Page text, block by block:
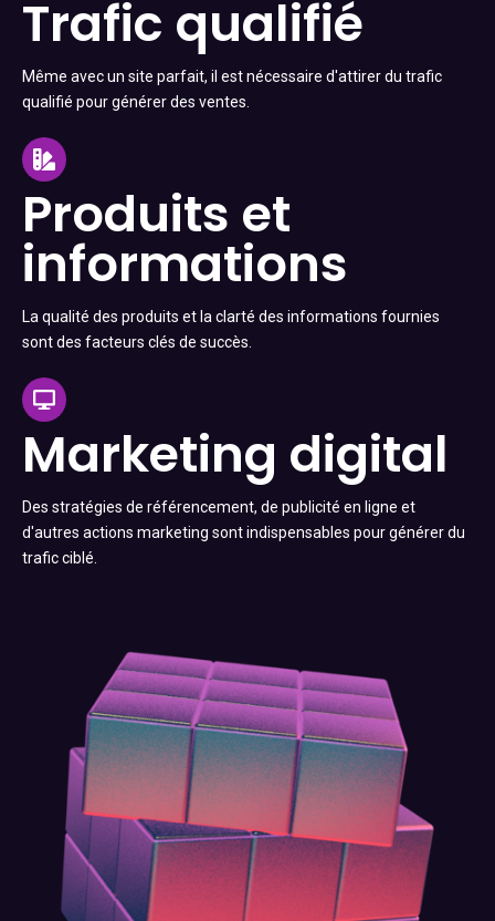
Trafic qualifié
Même avec un site parfait, il est nécessaire d'attirer du trafic
qualifié pour générer des ventes.
Produits et
informations
La qualité des produits et la clarté des informations fournies
sont des facteurs clés de succès.
Marketing digital
Des stratégies de référencement, de publicité en ligne et
d'autres actions marketing sont indispensables pour générer du
trafic ciblé.